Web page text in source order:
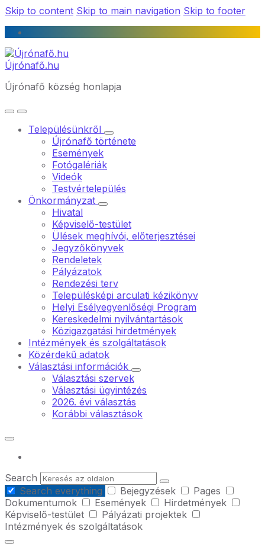
Skip to content Skip to main navigation Skip to footer
Újrónafő.hu
Újrónafő község honlapja
Településünkről
Újrónafő története
Események
Fotógalériák
Videók
Testvértelepülés
Önkormányzat
Hivatal
Képviselő-testület
Ülések meghívói, előterjesztései
Jegyzőkönyvek
Rendeletek
Pályázatok
Rendezési terv
Településképi arculati kézikönyv
Helyi Esélyegyenlőségi Program
Kereskedelmi nyilvántartások
Közigazgatási hirdetmények
Intézmények és szolgáltatások
Közérdekű adatok
Választási információk
Választási szervek
Választási ügyintézés
2026. évi választás
Korábbi választások
Search
Search everything
Bejegyzések
Pages
Dokumentumok
Események
Hirdetmények
Képviselő-testület
Pályázati projektek
Intézmények és szolgáltatások